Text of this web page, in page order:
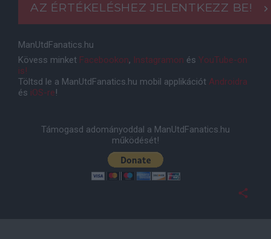
AZ ÉRTÉKELÉSHEZ JELENTKEZZ BE!
ManUtdFanatics.hu
Kövess minket Facebookon, Instagramon és YouTube-on
is!
Töltsd le a ManUtdFanatics.hu mobil applikációt Androidra
és iOS-re!
Támogasd adományoddal a ManUtdFanatics.hu
működését!